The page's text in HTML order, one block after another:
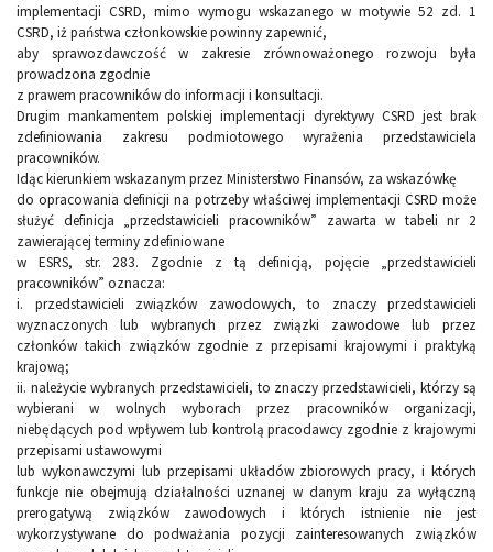
implementacji CSRD, mimo wymogu wskazanego w motywie 52 zd. 1
CSRD, iż państwa członkowskie powinny zapewnić,
aby sprawozdawczość w zakresie zrównoważonego rozwoju była
prowadzona zgodnie
z prawem pracowników do informacji i konsultacji.
Drugim mankamentem polskiej implementacji dyrektywy CSRD jest brak
zdefiniowania zakresu podmiotowego wyrażenia przedstawiciela
pracowników.
Idąc kierunkiem wskazanym przez Ministerstwo Finansów, za wskazówkę
do opracowania definicji na potrzeby właściwej implementacji CSRD może
służyć definicja „przedstawicieli pracowników” zawarta w tabeli nr 2
zawierającej terminy zdefiniowane
w ESRS, str. 283. Zgodnie z tą definicją, pojęcie „przedstawicieli
pracowników” oznacza:
i. przedstawicieli związków zawodowych, to znaczy przedstawicieli
wyznaczonych lub wybranych przez związki zawodowe lub przez
członków takich związków zgodnie z przepisami krajowymi i praktyką
krajową;
ii. należycie wybranych przedstawicieli, to znaczy przedstawicieli, którzy są
wybierani w wolnych wyborach przez pracowników organizacji,
niebędących pod wpływem lub kontrolą pracodawcy zgodnie z krajowymi
przepisami ustawowymi
lub wykonawczymi lub przepisami układów zbiorowych pracy, i których
funkcje nie obejmują działalności uznanej w danym kraju za wyłączną
prerogatywą związków zawodowych i których istnienie nie jest
wykorzystywane do podważania pozycji zainteresowanych związków